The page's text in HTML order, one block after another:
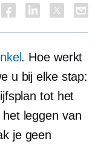
. Hoe werkt
u bij elke stap:
tot het
leggen van
je geen